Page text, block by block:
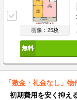
画像：25枚
「敷金・礼金なし」
初期費用を安く抑え